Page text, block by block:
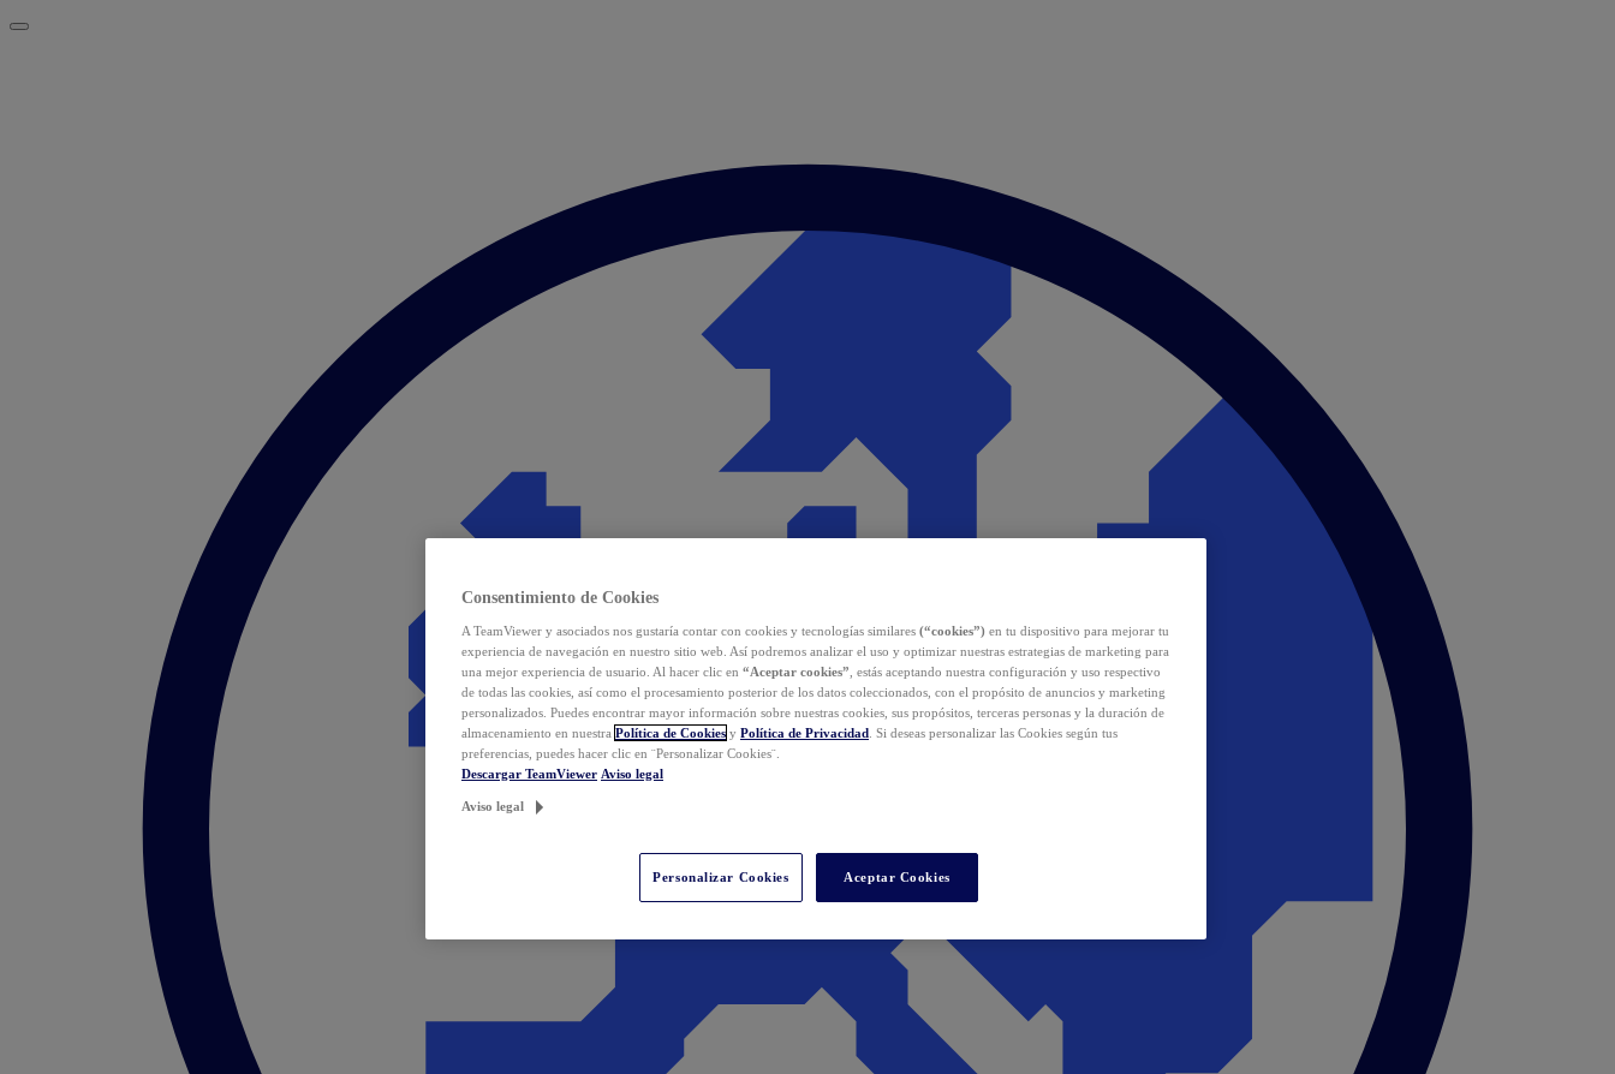
Consentimiento de Cookies
A TeamViewer y asociados nos gustaría contar con cookies y tecnologías similares (“cookies”) en tu dispositivo para mejorar tu
experiencia de navegación en nuestro sitio web. Así podremos analizar el uso y optimizar nuestras estrategias de marketing para
una mejor experiencia de usuario. Al hacer clic en “Aceptar cookies” , estás aceptando nuestra configuración y uso respectivo
de todas las cookies, así como el procesamiento posterior de los datos coleccionados, con el propósito de anuncios y marketing
personalizados. Puedes encontrar mayor información sobre nuestras cookies, sus propósitos, terceras personas y la duración de
almacenamiento en nuestra Política de Cookies y Política de Privacidad . Si deseas personalizar las Cookies según tus
preferencias, puedes hacer clic en ¨Personalizar Cookies¨.
Descargar TeamViewer Aviso legal
Aviso legal
Personalizar Cookies Aceptar Cookies